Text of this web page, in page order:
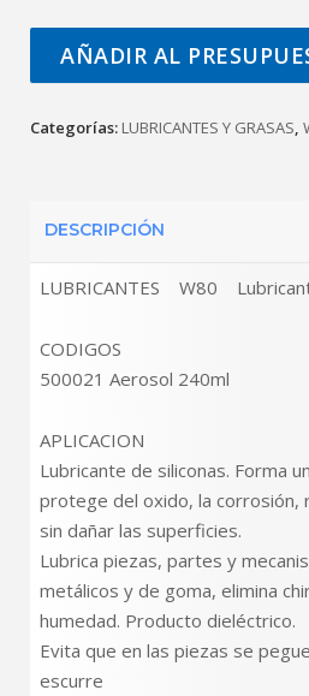
AÑADIR AL
Categorías: LUBRICANTES Y GRASAS,
DESCRIPCIÓN
LUBRICANTES W80
CODIGOS
500021 Aerosol 240ml
APLICACION
Lubricante de siliconas. Forma
protege del oxido, la corrosión,
sin dañar las superficies.
Lubrica piezas, partes y
metálicos y de goma, elimina
humedad. Producto dieléctrico.
Evita que en las piezas se
escurre